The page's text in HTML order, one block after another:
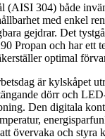
(AISI 304) både
med enkel
gejdrar. Det
Propan och har ett
optimal
är kylskåpet
dörr och
Den digitala
övervaka och styra